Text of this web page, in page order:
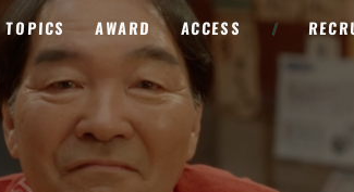
TOPICS AWARD ACCESS /